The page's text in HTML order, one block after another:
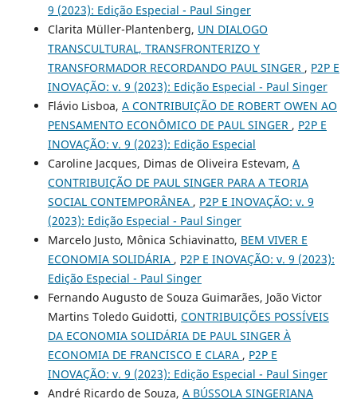
9 (2023): Edição Especial - Paul Singer
Clarita Müller-Plantenberg, UN DIALOGO
TRANSCULTURAL, TRANSFRONTERIZO Y
TRANSFORMADOR RECORDANDO PAUL SINGER , P2P E
INOVAÇÃO: v. 9 (2023): Edição Especial - Paul Singer
Flávio Lisboa, A CONTRIBUIÇÃO DE ROBERT OWEN AO
PENSAMENTO ECONÔMICO DE PAUL SINGER , P2P E
INOVAÇÃO: v. 9 (2023): Edição Especial
Caroline Jacques, Dimas de Oliveira Estevam, A
CONTRIBUIÇÃO DE PAUL SINGER PARA A TEORIA
SOCIAL CONTEMPORÂNEA , P2P E INOVAÇÃO: v. 9
(2023): Edição Especial - Paul Singer
Marcelo Justo, Mônica Schiavinatto, BEM VIVER E
ECONOMIA SOLIDÁRIA , P2P E INOVAÇÃO: v. 9 (2023):
Edição Especial - Paul Singer
Fernando Augusto de Souza Guimarães, João Victor
Martins Toledo Guidotti, CONTRIBUIÇÕES POSSÍVEIS
DA ECONOMIA SOLIDÁRIA DE PAUL SINGER À
ECONOMIA DE FRANCISCO E CLARA , P2P E
INOVAÇÃO: v. 9 (2023): Edição Especial - Paul Singer
André Ricardo de Souza, A BÚSSOLA SINGERIANA